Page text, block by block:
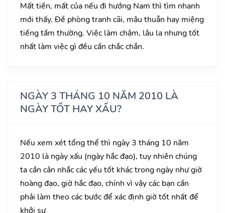
Mất tiền, mất của nếu đi hướng Nam thì tìm nhanh
mới thấy. Đề phòng tranh cãi, mâu thuẫn hay miệng
tiếng tầm thường. Việc làm chậm, lâu la nhưng tốt
nhất làm việc gì đều cần chắc chắn.
NGÀY 3 THÁNG 10 NĂM 2010 LÀ
NGÀY TỐT HAY XẤU?
Nếu xem xét tổng thể thì ngày 3 tháng 10 năm
2010 là ngày xấu (ngày hắc đạo), tuy nhiên chúng
ta cần cân nhắc các yếu tốt khác trong ngày như giờ
hoàng đạo, giờ hắc đạo, chính vì vậy các bạn cần
phải làm theo các bước để xác định giờ tốt nhất để
khởi sự